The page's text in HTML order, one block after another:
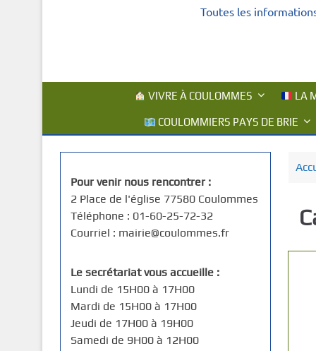
l
Toutes les
VIVRE À COULOMMES LA
COULOMMIERS PAYS DE BRIE
Pour venir nous rencontrer :
2 Place de l'église 77580 Coulommes
Téléphone : 01-60-25-72-32
Courriel : mairie@coulommes.fr
Le secrétariat vous accueille :
Lundi de 15H00 à 17H00
Mardi de 15H00 à 17H00
Jeudi de 17H00 à 19H00
Samedi de 9H00 à 12H00